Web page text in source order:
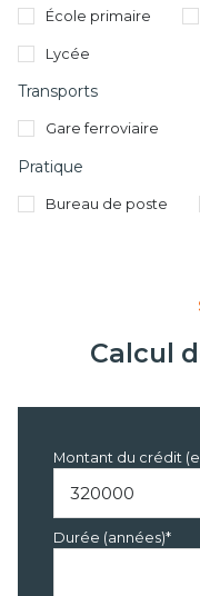
École primaire
Lycée
Transports
Gare ferroviaire
Pratique
Bureau de poste
Calcul
Montant du crédit
Durée (années)*